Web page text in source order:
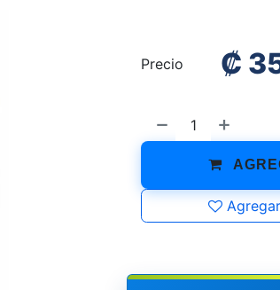
Precio ₡